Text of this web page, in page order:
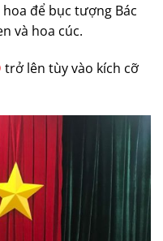
để bục tượng Bác
và hoa cúc.
trở lên tùy vào kích cỡ